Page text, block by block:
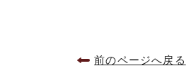
前のページへ戻る